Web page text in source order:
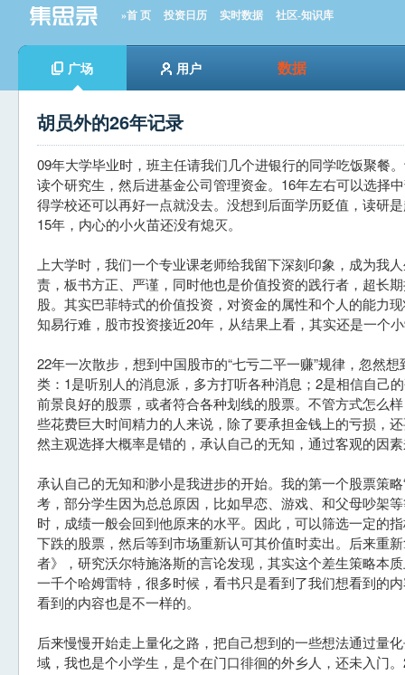
»首 页 投资日历 实时数据 社区-知识库
广场 用户 数据
胡员外的26年记录
09年大学毕业时，班主任请我们几个进银行的同学吃饭聚餐
读个研究生，然后进基金公司管理资金。16年左右可以选择
得学校还可以再好一点就没去。没想到后面学历贬值，读研
15年，内心的小火苗还没有熄灭。
上大学时，我们一个专业课老师给我留下深刻印象，成为我
责，板书方正、严谨，同时他也是价值投资的践行者，超长
股。其实巴菲特式的价值投资，对资金的属性和个人的能力
知易行难，股市投资接近20年，从结果上看，其实还是一个
22年一次散步，想到中国股市的“七亏二平一赚”规律，忽然
类：1是听别人的消息派，多方打听各种消息；2是相信自己
前景良好的股票，或者符合各种划线的股票。不管方式怎么
些花费巨大时间精力的人来说，除了要承担金钱上的亏损，
然主观选择大概率是错的，承认自己的无知，通过客观的因
承认自己的无知和渺小是我进步的开始。我的第一个股票策
考，部分学生因为总总原因，比如早恋、游戏、和父母吵架
时，成绩一般会回到他原来的水平。因此，可以筛选一定的
下跌的股票，然后等到市场重新认可其价值时卖出。后来重
者》，研究沃尔特施洛斯的言论发现，其实这个差生策略本
一千个哈姆雷特，很多时候，看书只是看到了我们想看到的
看到的内容也是不一样的。
后来慢慢开始走上量化之路，把自己想到的一些想法通过量
域，我也是个小学生，是个在门口徘徊的外乡人，还未入门